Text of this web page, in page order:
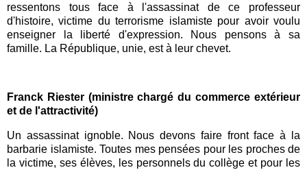
ressentons tous face à l'assassinat de ce professeur
d'histoire, victime du terrorisme islamiste pour avoir voulu
enseigner la liberté d'expression. Nous pensons à sa
famille. La République, unie, est à leur chevet.
Franck Riester (ministre chargé du commerce extérieur
et de l'attractivité)
Un assassinat ignoble. Nous devons faire front face à la
barbarie islamiste. Toutes mes pensées pour les proches de
la victime, ses élèves, les personnels du collège et pour les